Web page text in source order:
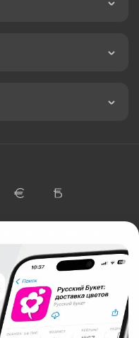
цветов в Москве
«Технология»
ул. Ипподромская,